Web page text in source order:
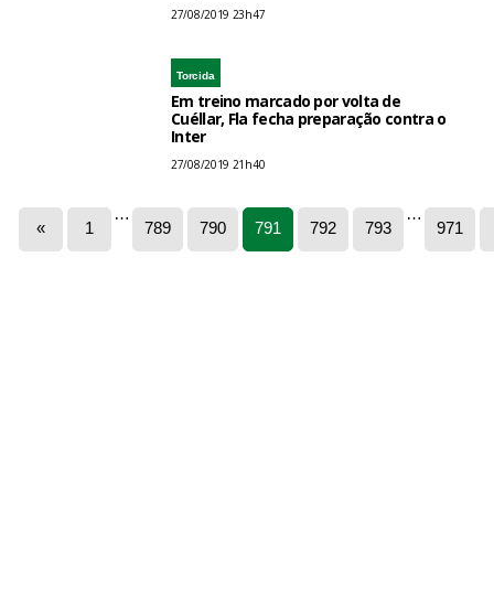
27/08/2019 23h47
Torcida
Em treino marcado por volta de
Cuéllar, Fla fecha preparação contra o
Inter
27/08/2019 21h40
« 1
…
789 790 791 792 793
…
971